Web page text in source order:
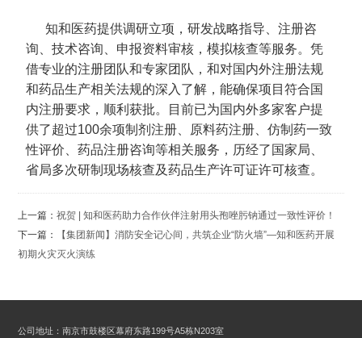
知和医药提供调研立项，研发战略指导、注册咨
询、技术咨询、申报资料审核，模拟核查等服务。凭
借专业的注册团队和专家团队，和对国内外注册法规
和药品生产相关法规的深入了解，能确保项目符合国
内注册要求，顺利获批。目前已为国内外多家客户提
供了超过100余项制剂注册、原料药注册、仿制药一致
性评价、药品注册咨询等相关服务，历经了国家局、
省局多次研制现场核查及药品生产许可证许可核查。
上一篇：祝贺 | 知和医药助力合作伙伴注射用头孢唑肟钠通过一致性评价！
下一篇：
【集团新闻】消防安全记心间，共筑企业“防火墙”—知和医药开展
初期火灾灭火演练
公司地址：南京市鼓楼区幕府东路199号A5栋N203室